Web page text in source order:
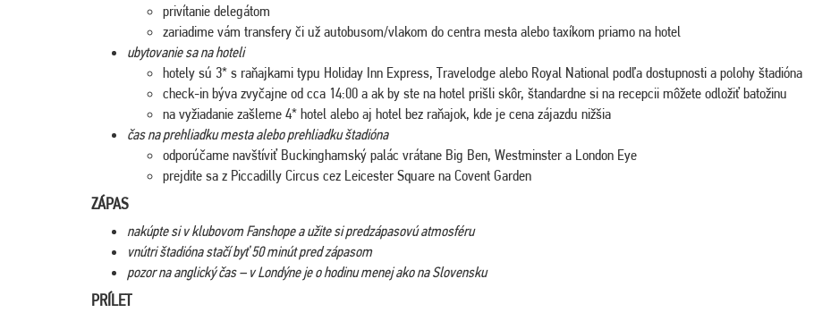
privítanie delegátom
zariadime vám transfery či už autobusom/vlakom do centra mesta alebo taxíkom priamo na hotel
ubytovanie sa na hoteli
hotely sú 3* s raňajkami typu Holiday Inn Express, Travelodge alebo Royal National podľa dostupnosti a polohy štadióna
check-in býva zvyčajne od cca 14:00 a ak by ste na hotel prišli skôr, štandardne si na recepcii môžete odložiť batožinu
na vyžiadanie zašleme 4* hotel alebo aj hotel bez raňajok, kde je cena zájazdu nižšia
čas na prehliadku mesta alebo prehliadku štadióna
odporúčame navštíviť Buckinghamský palác vrátane Big Ben, Westminster a London Eye
prejdite sa z Piccadilly Circus cez Leicester Square na Covent Garden
ZÁPAS
nakúpte si v klubovom Fanshope a užite si predzápasovú atmosféru
vnútri štadióna stačí byť 50 minút pred zápasom
pozor na anglický čas – v Londýne je o hodinu menej ako na Slovensku
PRÍLET